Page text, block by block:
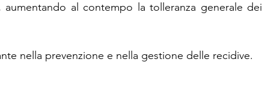
al contempo la tolleranza generale dei
nella prevenzione e nella gestione delle recidive.